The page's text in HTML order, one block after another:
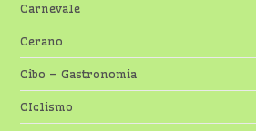
Carnevale
Cerano
Cibo – Gastronomia
CIclismo